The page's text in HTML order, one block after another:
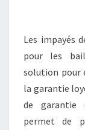
Les impayés
pour les
solution pour
la garantie
de garantie
permet de